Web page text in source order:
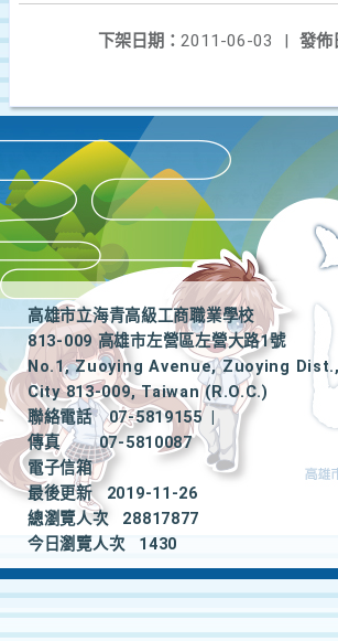
發佈
下架日期： 2011-06-03
|
高雄市立海青高級工商職業學校
813-009 高雄市左營區左營大路1號
No.1, Zuoying Avenue, Zuoying
City 813-009, Taiwan (R.O.C.)
聯絡電話
07-5819155
|
傳真
07-5810087
電子信箱
最後更新
2019-11-26
總瀏覽人次
28817877
今日瀏覽人次
1430